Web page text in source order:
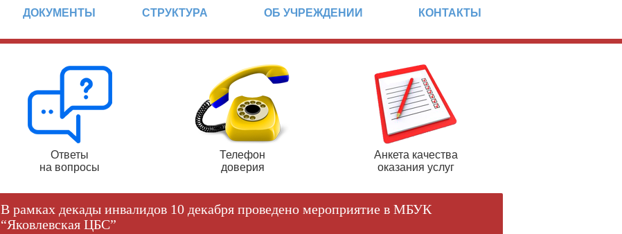
ДОКУМЕНТЫ СТРУКТУРА ОБ УЧРЕЖДЕНИИ КОНТАКТЫ
Ответы
на вопросы
Телефон
доверия
Анкета качества
оказания услуг
В рамках декады инвалидов 10 декабря проведено мероприятие в МБУК
“Яковлевская ЦБС”